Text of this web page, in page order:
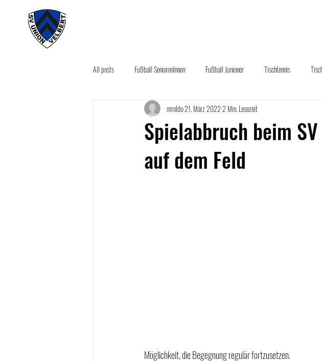
All posts Fußball SeniorenInnen Fußball Junioner Tischtennis
Sponsoring News Secound Hand
Spielabbruch beim
auf dem Feld
mroldo21. März 20222 Min. Lesezeit
Möglichkeit, die Begegnung regulär fortzusetzen.